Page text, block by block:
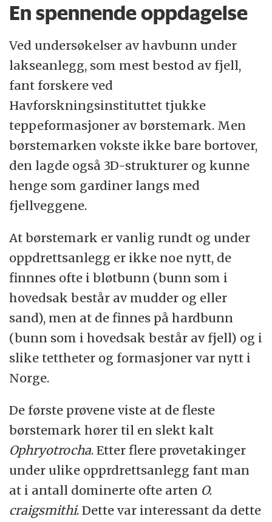
En spennende oppdagelse
Ved undersøkelser av havbunn under
lakseanlegg, som mest bestod av fjell,
fant forskere ved
Havforskningsinstituttet tjukke
teppeformasjoner av børstemark. Men
børstemarken vokste ikke bare bortover,
den lagde også 3D-strukturer og kunne
henge som gardiner langs med
fjellveggene.
At børstemark er vanlig rundt og under
oppdrettsanlegg er ikke noe nytt, de
finnnes ofte i bløtbunn (bunn som i
hovedsak består av mudder og eller
sand), men at de finnes på hardbunn
(bunn som i hovedsak består av fjell) og i
slike tettheter og formasjoner var nytt i
Norge.
De første prøvene viste at de fleste
børstemark hører til en slekt kalt
Ophryotrocha. Etter flere prøvetakinger
under ulike opprdrettsanlegg fant man
at i antall dominerte ofte arten O.
craigsmithi. Dette var interessant da dette